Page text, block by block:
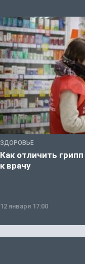
ЗДОРОВЬЕ
Как отличить
к врачу
12 января 17:00